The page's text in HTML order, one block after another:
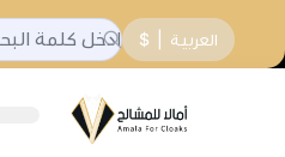
العربية $
شركة قمة امالا